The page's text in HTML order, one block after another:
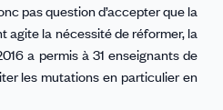
pas question d’accepter que la
agite la nécessité de réformer, la
a permis à 31 enseignants de
les mutations en particulier en